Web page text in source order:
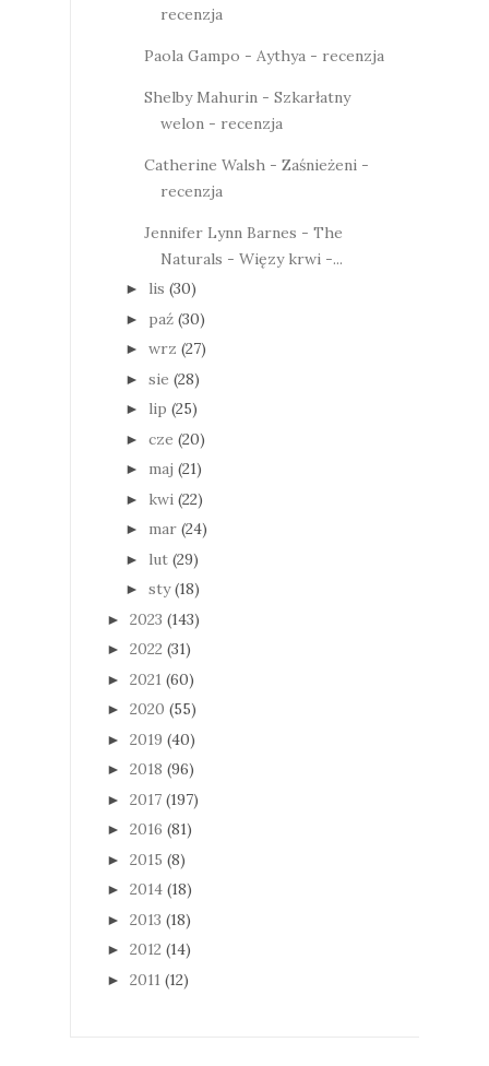
recenzja
Paola Gampo - Aythya - recenzja
Shelby Mahurin - Szkarłatny
welon - recenzja
Catherine Walsh - Zaśnieżeni -
recenzja
Jennifer Lynn Barnes - The
Naturals - Więzy krwi -...
► lis (30)
► paź (30)
► wrz (27)
► sie (28)
► lip (25)
► cze (20)
► maj (21)
► kwi (22)
► mar (24)
► lut (29)
► sty (18)
► 2023 (143)
► 2022 (31)
► 2021 (60)
► 2020 (55)
► 2019 (40)
► 2018 (96)
► 2017 (197)
► 2016 (81)
► 2015 (8)
► 2014 (18)
► 2013 (18)
► 2012 (14)
► 2011 (12)